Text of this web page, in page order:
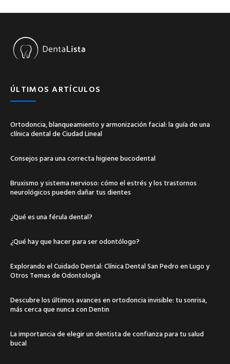
ÚLTIMOS ARTÍCULOS
Ortodoncia, blanqueamiento y armonización facial: la guía de una
clínica dental de Ciudad Lineal
Consejos para una correcta higiene bucodental
Bruxismo y sistema nervioso: cómo el estrés y los trastornos
neurológicos pueden dañar tus dientes
¿Qué es una férula dental?
¿Qué hay que hacer para ser odontólogo?
Explorando el Cuidado Dental: Clínica Dental San Pedro en Lugo y
Otros Temas de Odontología
Descubre los últimos avances en ortodoncia invisible: tu sonrisa,
más cerca que nunca con Dentin
La importancia de elegir un dentista de confianza para tu salud
bucal